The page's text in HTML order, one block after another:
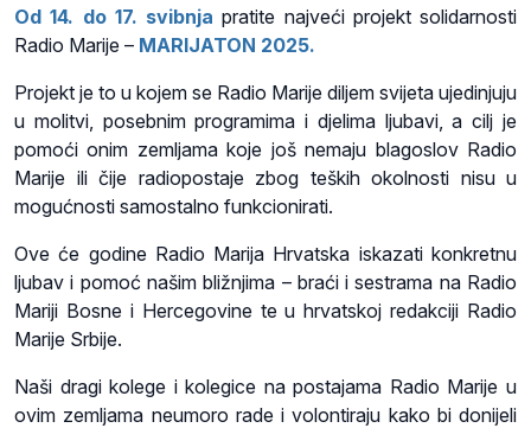
Od 14. do 17. svibnja pratite najveći projekt solidarnosti
Radio Marije – MARIJATON 2025.
Projekt je to u kojem se Radio Marije diljem svijeta ujedinjuju
u molitvi, posebnim programima i djelima ljubavi, a cilj je
pomoći onim zemljama koje još nemaju blagoslov Radio
Marije ili čije radiopostaje zbog teških okolnosti nisu u
mogućnosti samostalno funkcionirati.
Ove će godine Radio Marija Hrvatska iskazati konkretnu
ljubav i pomoć našim bližnjima – braći i sestrama na Radio
Mariji Bosne i Hercegovine te u hrvatskoj redakciji Radio
Marije Srbije.
Naši dragi kolege i kolegice na postajama Radio Marije u
ovim zemljama neumoro rade i volontiraju kako bi donijeli